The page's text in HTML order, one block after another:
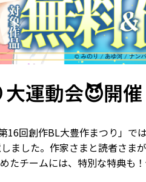
運動会😈開催
16回創作BL大豊作まつり」では
ました。作家さまと読者さま
たチームには、特別な特典も